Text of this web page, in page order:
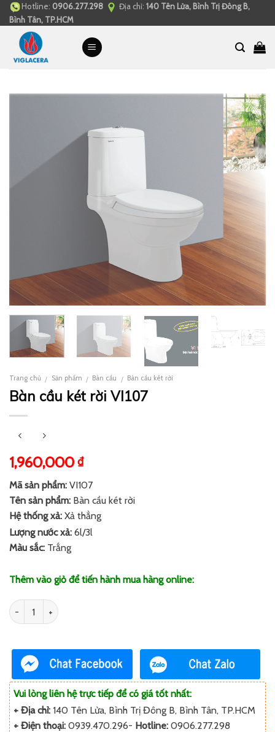
Skip
to
content
Hotline: 0906.277.298 Địa chỉ: 140 Tên Lửa, Bình Trị Đông B,
Bình Tân, TP.HCM
Trang chủ / Sản phẩm / Bàn cầu / Bàn cầu két rời
Bàn cầu két rời VI107
1,960,000 ₫
Mã sản phẩm: VI107
Tên sản phẩm: Bàn cầu két rời
Hệ thống xả: Xả thẳng
Lượng nước xả: 6l/3l
Màu sắc: Trắng
Thêm vào giỏ để tiến hành mua hàng online:
Số lượng
Vui lòng liên hệ trực tiếp để có giá tốt nhất:
+ Địa chỉ: 140 Tên Lửa, Bình Trị Đông B, Bình Tân, TP.HCM
+ Điện thoại: 0939.470.296- Hotline: 0906.277.298